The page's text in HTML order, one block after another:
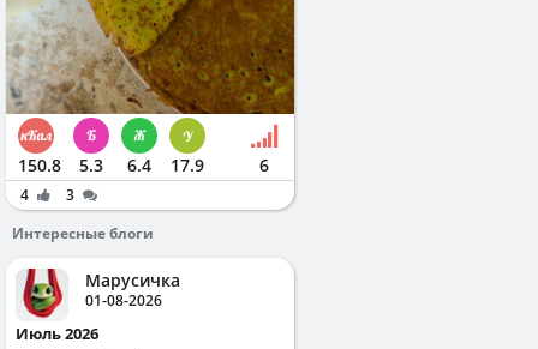
150.8 5.3 6.4 17.9 6
4
3
Интересные блоги
Марусичка
01-08-2026
Июль 2026